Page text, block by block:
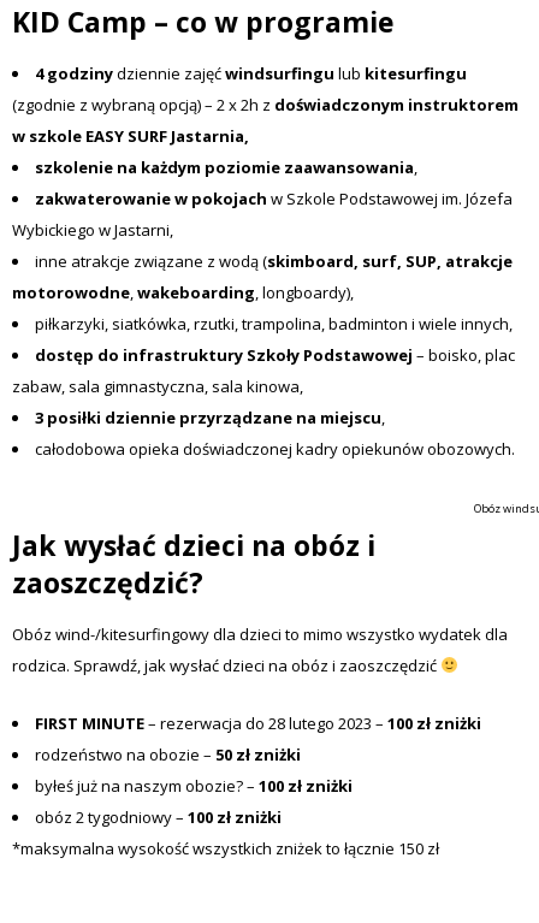
KID Camp – co w programie
4 godzinydziennie zajęćwindsurfingu lub kitesurfingu
(zgodnie z wybraną opcją) – 2 x 2h z doświadczonym instruktorem
w szkole EASY SURF Jastarnia,
szkolenie na każdym poziomie zaawansowania,
zakwaterowanie w pokojach w Szkole Podstawowej im. Józefa
Wybickiego w Jastarni,
inne atrakcje związane z wodą (skimboard, surf, SUP, atrakcje
motorowodne,wakeboarding, longboardy),
piłkarzyki, siatkówka, rzutki, trampolina, badminton i wiele innych,
dostęp do infrastruktury Szkoły Podstawowej – boisko, plac
zabaw, sala gimnastyczna, sala kinowa,
3 posiłki dziennie przyrządzane na miejscu,
całodobowa opieka doświadczonej kadry opiekunów obozowych.
Obóz
Jak wysłać dzieci na obóz i
zaoszczędzić?
Obóz wind-/kitesurfingowy dla dzieci to mimo wszystko wydatek dla
rodzica. Sprawdź, jak wysłać dzieci na obóz i zaoszczędzić
FIRST MINUTE– rezerwacja do 28 lutego 2023 – 100 zł zniżki
rodzeństwo na obozie – 50 zł zniżki
byłeś już na naszym obozie? – 100 zł zniżki
obóz 2 tygodniowy – 100 zł zniżki
*maksymalna wysokość wszystkich zniżek to łącznie 150 zł